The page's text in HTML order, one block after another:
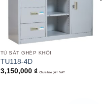
TỦ SẮT GHÉP KHỐI
TU118-4D
3,150,000 ₫ Chưa bao gồm VAT